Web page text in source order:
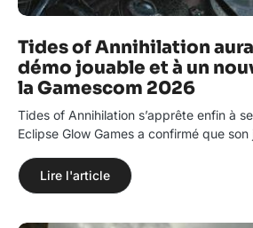
Tides of Annihilation
démo jouable et à un
la Gamescom 2026
Tides of Annihilation s’apprête enfin à
Eclipse Glow Games a confirmé que
Lire l'article